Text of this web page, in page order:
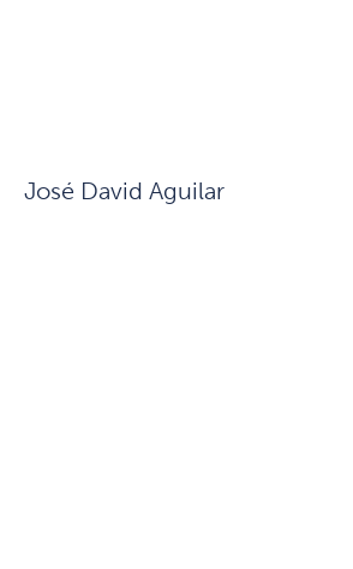
José David Aguilar